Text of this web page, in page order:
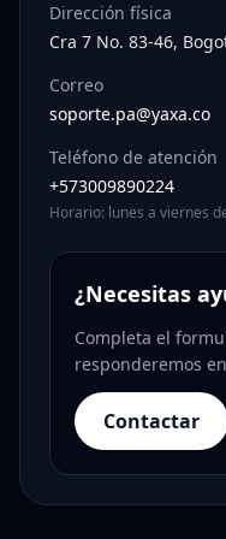
Dirección física
Cra 7 No. 83-46,
Correo
soporte.pa@yaxa.co
Teléfono de atención
+573009890224
Horario: lunes a viernes
¿Necesitas
Completa el
responderemos
Contactar